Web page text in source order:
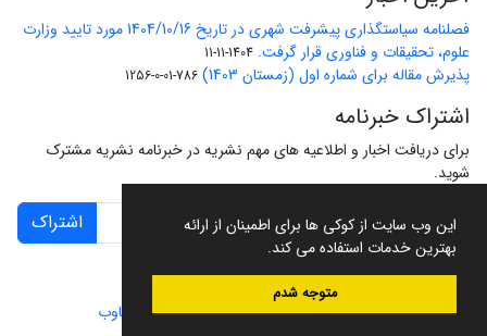
این وب سایت از کوکی ها برای اطمینان از ارائه
بهترین خدمات استفاده می کند.
متوجه شدم
فصلنامه سیاستگذاری پیشرفت شهری در تاریخ 1404/10/16 مورد تایید وزارت
علوم، تحقیقات و فناوری قرار گرفت. 1404-11-11
پذیرش مقاله برای شماره اول (زمستان 1403) 786-01-0-1256
اشتراک خبرنامه
برای دریافت اخبار و اطلاعیه های مهم نشریه در خبرنامه نشریه مشترک
شوید.
اشتراک
سامانه مدیریت نشریات علمی.طراحی و پیاده سازی از سیناوب